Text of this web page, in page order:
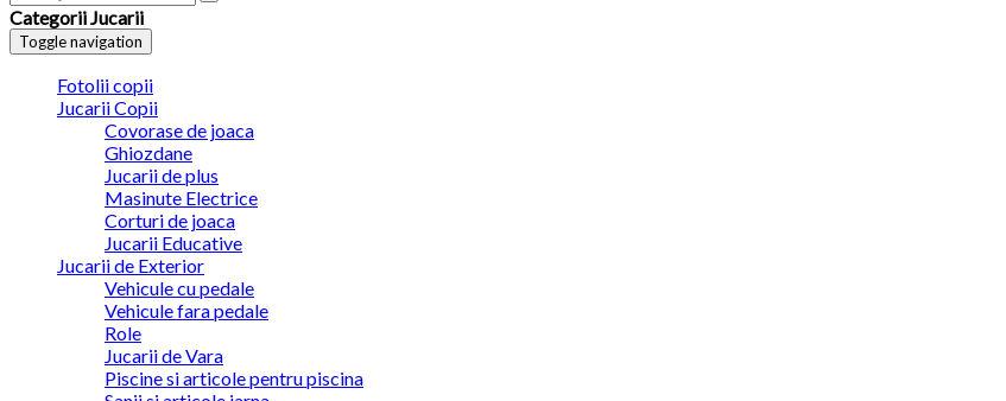
Categorii Jucarii
Toggle navigation
Fotolii copii
Jucarii Copii
Covorase de joaca
Ghiozdane
Jucarii de plus
Masinute Electrice
Corturi de joaca
Jucarii Educative
Jucarii de Exterior
Vehicule cu pedale
Vehicule fara pedale
Role
Jucarii de Vara
Piscine si articole pentru piscina